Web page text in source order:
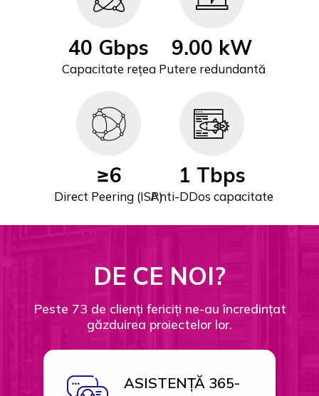
40 Gbps
Capacitate rețea
9.00 kW
Putere redundantă
≥6
Direct Peering (ISP)
1 Tbps
Anti-DDos capacitate
DE CE NOI?
Peste 73 de clienți fericiți ne-au încredințat
găzduirea proiectelor lor.
ASISTENȚĂ 365-